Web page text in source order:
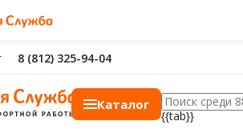
8 (812) 325-94-04
Каталог
{{tab}}